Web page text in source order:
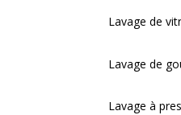
Lavage de
Lavage de
Lavage à